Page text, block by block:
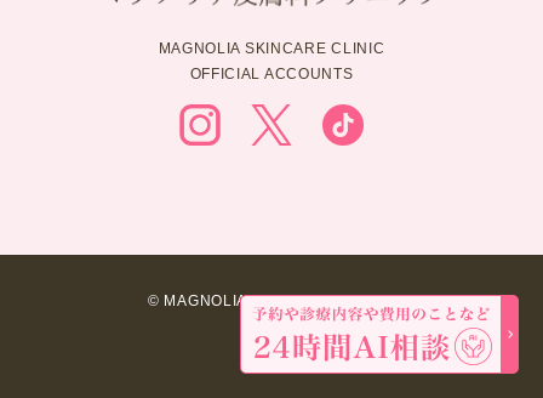
MAGNOLIA SKINCARE CLINIC
OFFICIAL ACCOUNTS
© MAGNOLIA SKINCARE CLINIC.